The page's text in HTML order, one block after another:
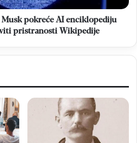
Musk pokreće AI enciklopediju
pristranosti Wikipedije